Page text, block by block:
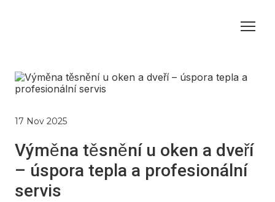
17 Nov 2025
Výměna těsnění u oken a dveří
– úspora tepla a profesionální
servis